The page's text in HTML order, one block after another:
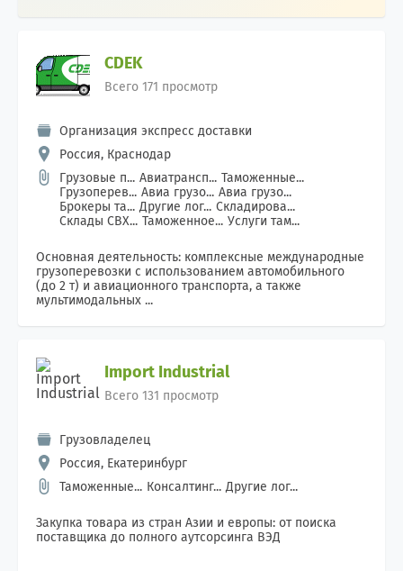
CDEK
Всего 171 просмотр
Организация экспресс доставки
Россия, Краснодар
Грузовые п... Авиатрансп... Таможенные...
Грузоперев... Авиа грузо... Авиа грузо...
Брокеры та... Другие лог... Складирова...
Склады СВХ... Таможенное... Услуги там...
Основная деятельность: комплексные международные
грузоперевозки с использованием автомобильного
(до 2 т) и авиационного транспорта, а также
мультимодальных ...
Import Industrial
Всего 131 просмотр
Грузовладелец
Россия, Екатеринбург
Таможенные... Консалтинг... Другие лог...
Закупка товара из стран Азии и европы: от поиска
поставщика до полного аутсорсинга ВЭД